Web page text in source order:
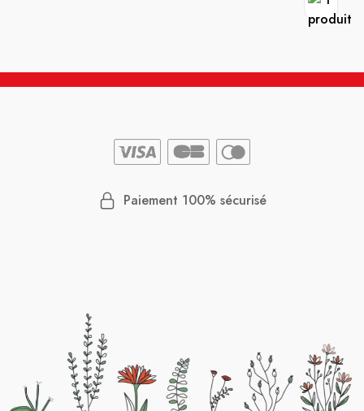
Paiement 100% sécurisé